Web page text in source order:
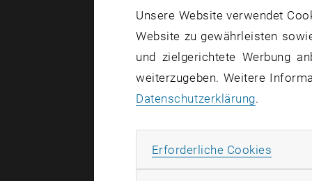
JULI
Unsere Website verwendet
Website zu gewährleisten
und zielgerichtete Werbung
weiterzugeben. Weitere
Datenschutzerklärung.
Erforderliche Cookies